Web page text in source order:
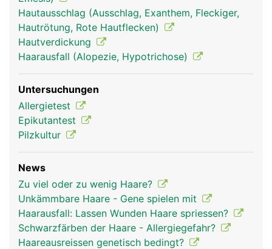
Haare Frau
Hautausschlag (Ausschlag, Exanthem, Fleckiger,
Hautrötung, Rote Hautflecken)
Hautverdickung
Haarausfall (Alopezie, Hypotrichose)
Untersuchungen
Allergietest
Epikutantest
Pilzkultur
News
Zu viel oder zu wenig Haare?
Unkämmbare Haare - Gene spielen mit
Haarausfall: Lassen Wunden Haare spriessen?
Schwarzfärben der Haare - Allergiegefahr?
Haareausreissen genetisch bedingt?